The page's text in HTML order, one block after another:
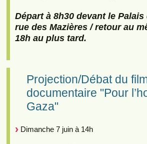
Départ à 8h30 devant le
rue des Mazières / retour au
18h au plus tard.
Projection/Débat du
documentaire "Pour
Gaza"
Dimanche 7 juin à 14h